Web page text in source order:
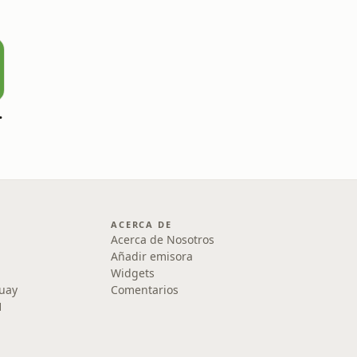
ACERCA DE
Acerca de Nosotros
Añadir emisora
Widgets
Comentarios